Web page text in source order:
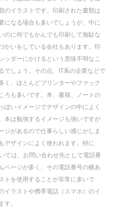
のイラストです。印刷された書類は
になる場合も多いでしょうが、中に
のに何でもかんでも印刷して無駄な
かいをしている会社もあります。印
ッダーにかけるという意味不明なこ
でしょう。その点、IT系の企業などで
く、ほとんどプリンターやファック
ろも多いです。本、書籍、ノートの
ぽいイメージでデザインの中によく
本は勉強するイメージも強いですが
ジがあるので仕事らしい感じがしま
デザインによく使われます。特に
ては、お問い合わせ先として電話番
ページが多く、その電話番号の横あ
トを使用することが非常に多いで
イラストや携帯電話（スマホ）のイ
す。